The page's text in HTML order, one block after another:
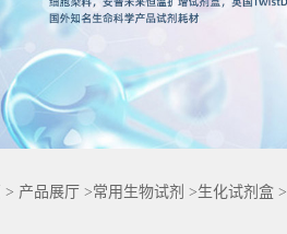
> 产品展厅 >常用生物试剂 >生化试剂盒 >